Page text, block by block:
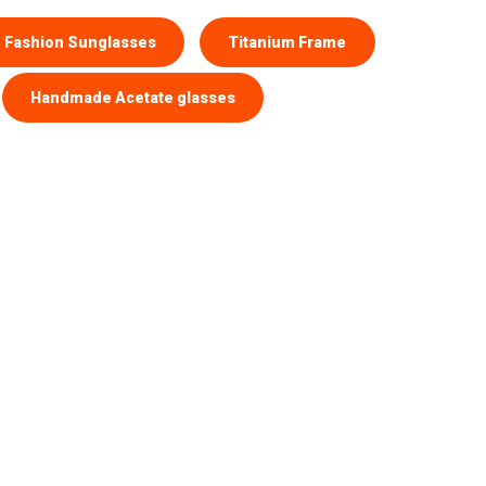
Fashion Sunglasses Titanium Frame
Handmade Acetate glasses